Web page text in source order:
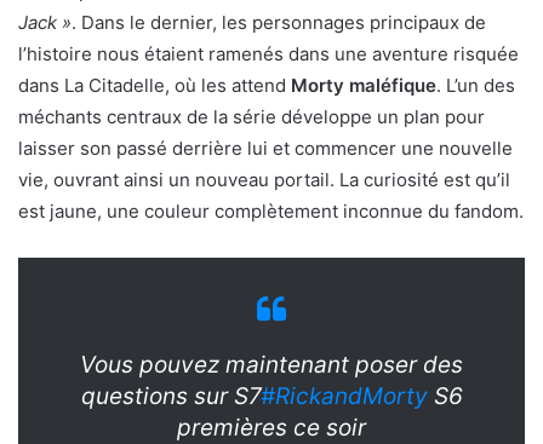
Jack ». Dans le dernier, les personnages principaux de
l’histoire nous étaient ramenés dans une aventure risquée
dans La Citadelle, où les attend Morty maléfique. L’un des
méchants centraux de la série développe un plan pour
laisser son passé derrière lui et commencer une nouvelle
vie, ouvrant ainsi un nouveau portail. La curiosité est qu’il
est jaune, une couleur complètement inconnue du fandom.
Vous pouvez maintenant poser des
questions sur S7#RickandMortyS6
premières ce soir